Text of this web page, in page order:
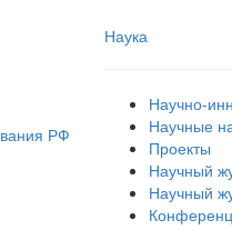
РФ
Наука
Научно-
Научные
Проекты
Научный
Научный